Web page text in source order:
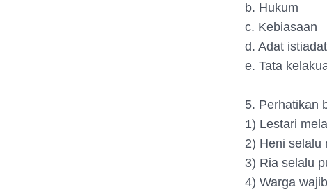
b. Hukum
c. Kebiasaan
d. Adat istiadat
e. Tata
5. Perhatikan
1) Lestari
2) Heni selalu
3) Ria selalu
4) Warga